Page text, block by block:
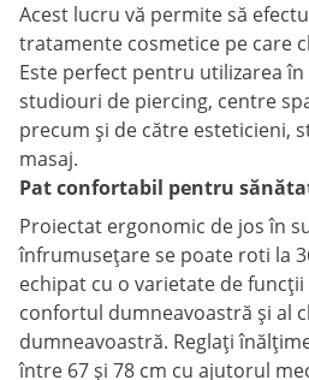
Acest lucru vă permite să
tratamente cosmetice pe care
Este perfect pentru utilizarea
studiouri de piercing, centre
precum și de către esteticieni,
masaj.
Pat confortabil pentru
Proiectat ergonomic de jos în
înfrumusețare se poate roti la
echipat cu o varietate de
confortul dumneavoastră și al
dumneavoastră. Reglați
între 67 și 78 cm cu ajutorul